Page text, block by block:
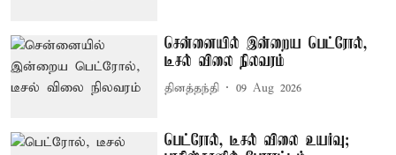
சென்னையில் இன்றைய பெட்ரோல்,
டீசல் விலை நிலவரம்
தினத்தந்தி 09 Aug 2026
பெட்ரோல், டீசல் விலை உயர்வு;